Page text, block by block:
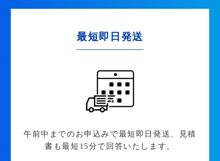
最短即日発送
午前中までのお申込みで最短即日発送、見積
書も最短15分で回答いたします。